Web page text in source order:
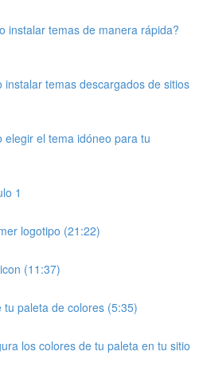
instalar temas de manera rápida?
instalar temas descargados de sitios
elegir el tema idóneo para tu
1
logotipo (21:22)
(11:37)
tu paleta de colores (5:35)
los colores de tu paleta en tu sitio